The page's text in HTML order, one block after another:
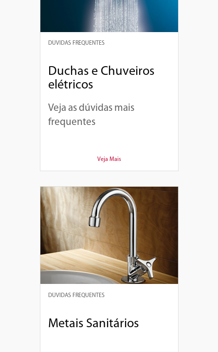
DÚVIDAS FREQUENTES
Duchas e Chuveiros
elétricos
Veja as dúvidas mais
frequentes
Veja Mais
DÚVIDAS FREQUENTES
Metais Sanitários